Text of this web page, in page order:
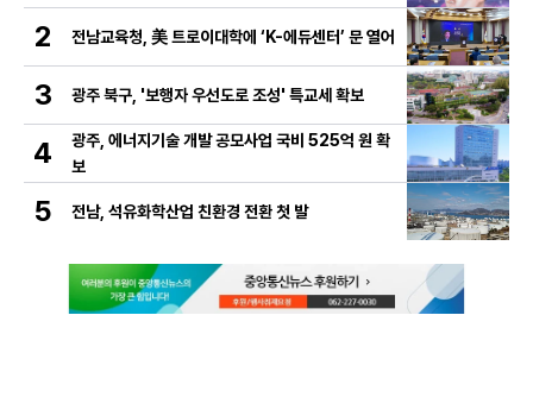
2 전남교육청, 美 트로이대학에 ‘K-에듀센터’ 문 열어
3 광주 북구, '보행자 우선도로 조성' 특교세 확보
4
광주, 에너지기술 개발 공모사업 국비 525억 원 확
보
5 전남, 석유화학산업 친환경 전환 첫 발